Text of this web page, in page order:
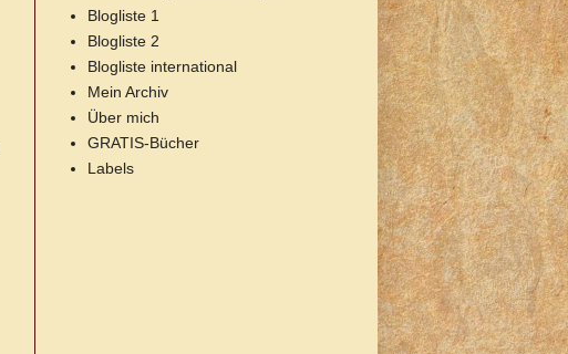
Blogliste 1
Blogliste 2
Blogliste international
Mein Archiv
Über mich
GRATIS-Bücher
Labels